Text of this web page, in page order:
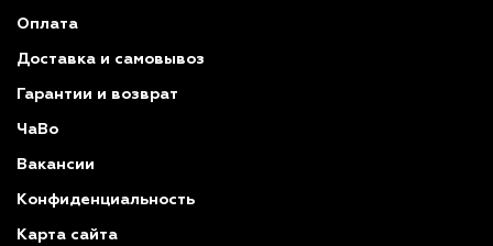
Оплата
Доставка и самовывоз
Гарантии и возврат
ЧаВо
Вакансии
Конфиденциальность
Карта сайта